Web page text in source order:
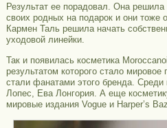
Результат ее порадовал. Она
своих родных на подарок и они тоже
Кармен Таль решила начать
уходовой линейки.
Так и появилась косметика
результатом которого стало
стали фанатами этого бренда.
Лопес, Ева Лонгория. А еще
мировые издания Vogue и Harper’s